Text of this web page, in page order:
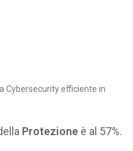
Cybersecurity efficiente in
Protezioneè al 57%.